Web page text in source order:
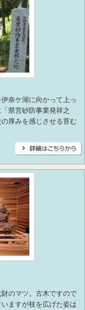
奈ケ湖に向かって上っ
県営砂防事業発祥之
厚みを感じさせる苔む
のマツ。古木ですので
ますが枝を広げた姿は